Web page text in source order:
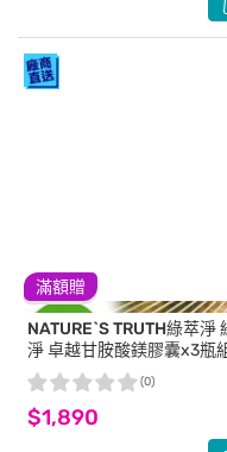
滿額贈
NATURE`S TRUTH綠萃淨
淨 卓越甘胺酸鎂膠囊x3瓶
(60粒/瓶)
$1,890
(0)